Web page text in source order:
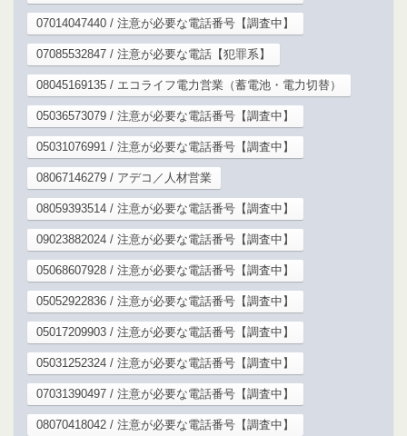
07014047440 / 注意が必要な電話番号【調査中】
07085532847 / 注意が必要な電話【犯罪系】
08045169135 / エコライフ電力営業（蓄電池・電力切替）
05036573079 / 注意が必要な電話番号【調査中】
05031076991 / 注意が必要な電話番号【調査中】
08067146279 / アデコ／人材営業
08059393514 / 注意が必要な電話番号【調査中】
09023882024 / 注意が必要な電話番号【調査中】
05068607928 / 注意が必要な電話番号【調査中】
05052922836 / 注意が必要な電話番号【調査中】
05017209903 / 注意が必要な電話番号【調査中】
05031252324 / 注意が必要な電話番号【調査中】
07031390497 / 注意が必要な電話番号【調査中】
08070418042 / 注意が必要な電話番号【調査中】